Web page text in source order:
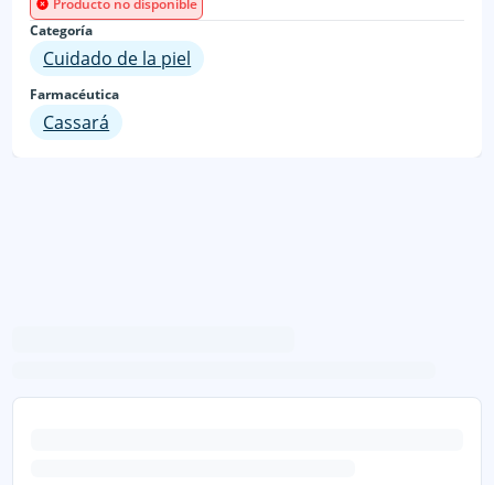
Categoría
Cuidado de la piel
Farmacéutica
Cassará